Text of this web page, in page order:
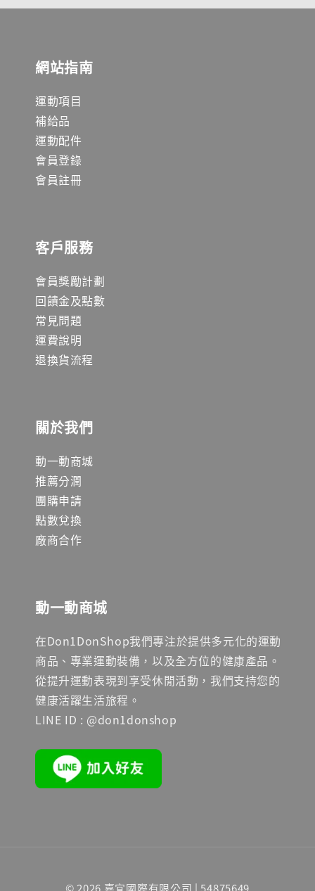
網站指南
運動項目
補給品
運動配件
會員登錄
會員註冊
客戶服務
會員獎勵計劃
回饋金及點數
常見問題
運費說明
退換貨流程
關於我們
動一動商城
推薦分潤
團購申請
點數兌換
廠商合作
動一動商城
在Don1DonShop我們專注於提供多元化的運動
商品、專業運動裝備，以及全方位的健康產品。
從提升運動表現到享受休閒活動，我們支持您的
健康活躍生活旅程。
LINE ID : @don1donshop